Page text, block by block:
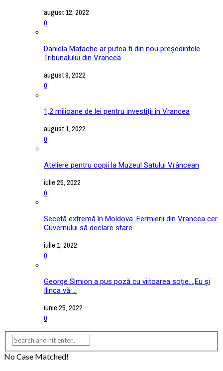
august 12, 2022
0
Daniela Matache ar putea fi din nou președintele
Tribunalului din Vrancea
august 9, 2022
0
1,2 milioane de lei pentru investiții în Vrancea
august 1, 2022
0
Ateliere pentru copii la Muzeul Satului Vrâncean
iulie 25, 2022
0
Secetă extremă în Moldova. Fermierii din Vrancea cer
Guvernului să declare stare ...
iulie 1, 2022
0
George Simion a pus poză cu viitoarea soție. „Eu și
Ilinca vă ...
iunie 25, 2022
0
No Case Matched!